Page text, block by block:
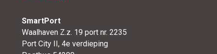
SmartPort
Waalhaven Z.z. 19 port nr. 2235
Port City II, 4e verdieping